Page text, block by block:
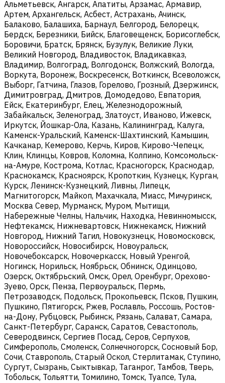
Альметьевск, Ангарск, Апатиты, Арзамас, Армавир,
Артем, Архангельск, Асбест, Астрахань, Ачинск,
Балаково, Балашиха, Барнаул, Белгород, Белорецк,
Бердск, Березники, Бийск, Благовещенск, Борисоглебск,
Боровичи, Братск, Брянск, Бузулук, Великие Луки,
Великий Новгород, Владивосток, Владикавказ,
Владимир, Волгоград, Волгодонск, Волжский, Вологда,
Воркута, Воронеж, Воскресенск, Воткинск, Всеволожск,
Выборг, Гатчина, Глазов, Горелово, Грозный, Дзержинск,
Димитровград, Дмитров, Домодедово, Евпатория,
Ейск, Екатеринбург, Елец, Железнодорожный,
Забайкальск, Зеленоград, Златоуст, Иваново, Ижевск,
Иркутск, Йошкар-Ола, Казань, Калининград, Калуга,
Каменск-Уральский, Каменск-Шахтинский, Камышин,
Качканар, Кемерово, Керчь, Киров, Кирово-Чепецк,
Клин, Клинцы, Ковров, Коломна, Колпино, Комсомольск-
на-Амуре, Кострома, Котлас, Красногорск, Краснодар,
Краснокамск, Красноярск, Кропоткин, Кузнецк, Курган,
Курск, Ленинск-Кузнецкий, Ливны, Липецк,
Магнитогорск, Майкоп, Махачкала, Миасс, Мичуринск,
Москва Север, Мурманск, Муром, Мытищи,
Набережные Челны, Нальчик, Находка, Невинномысск,
Нефтекамск, Нижневартовск, Нижнекамск, Нижний
Новгород, Нижний Тагил, Новокузнецк, Новомосковск,
Новороссийск, Новосибирск, Новоуральск,
Новочебоксарск, Новочеркасск, Новый Уренгой,
Ногинск, Норильск, Ноябрьск, Обнинск, Одинцово,
Озерск, Октябрьский, Омск, Орел, Оренбург, Орехово-
Зуево, Орск, Пенза, Первоуральск, Пермь,
Петрозаводск, Подольск, Прокопьевск, Псков, Пушкин,
Пушкино, Пятигорск, Ржев, Рославль, Россошь, Ростов-
на-Дону, Рубцовск, Рыбинск, Рязань, Салават, Самара,
Санкт-Петербург, Саранск, Саратов, Севастополь,
Северодвинск, Сергиев Посад, Серов, Серпухов,
Симферополь, Смоленск, Солнечногорск, Сосновый Бор,
Сочи, Ставрополь, Старый Оскол, Стерлитамак, Ступино,
Сургут, Сызрань, Сыктывкар, Таганрог, Тамбов, Тверь,
Тобольск, Тольятти, Томилино, Томск, Туапсе, Тула,